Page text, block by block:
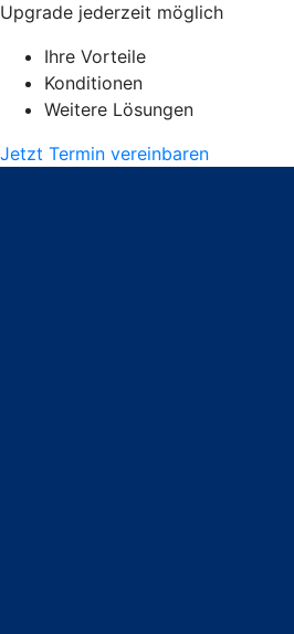
Upgrade jederzeit möglich
Ihre Vorteile
Konditionen
Weitere Lösungen
Jetzt Termin vereinbaren